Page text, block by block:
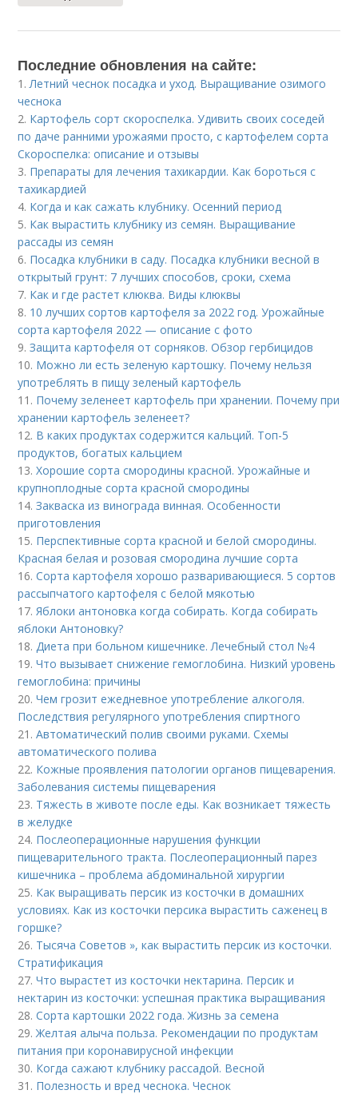
Последние обновления на сайте:
1.Летний чеснок посадка и уход. Выращивание озимого
чеснока
2. Картофель сорт скороспелка. Удивить своих соседей
по даче ранними урожаями просто, с картофелем сорта
Скороспелка: описание и отзывы
3. Препараты для лечения тахикардии. Как бороться с
тахикардией
4. Когда и как сажать клубнику. Осенний период
5. Как вырастить клубнику из семян. Выращивание
рассады из семян
6. Посадка клубники в саду. Посадка клубники весной в
открытый грунт: 7 лучших способов, сроки, схема
7. Как и где растет клюква. Виды клюквы
8. 10 лучших сортов картофеля за 2022 год. Урожайные
сорта картофеля 2022 — описание с фото
9.Защита картофеля от сорняков. Обзор гербицидов
10. Можно ли есть зеленую картошку. Почему нельзя
употреблять в пищу зеленый картофель
11. Почему зеленеет картофель при хранении. Почему при
хранении картофель зеленеет?
12. В каких продуктах содержится кальций. Топ-5
продуктов, богатых кальцием
13.Хорошие сорта смородины красной. Урожайные и
крупноплодные сорта красной смородины
14.Закваска из винограда винная. Особенности
приготовления
15. Перспективные сорта красной и белой смородины.
Красная белая и розовая смородина лучшие сорта
16.Сорта картофеля хорошо разваривающиеся. 5 сортов
рассыпчатого картофеля с белой мякотью
17.Яблоки антоновка когда собирать. Когда собирать
яблоки Антоновку?
18.Диета при больном кишечнике. Лечебный стол №4
19.Что вызывает снижение гемоглобина. Низкий уровень
гемоглобина: причины
20.Чем грозит ежедневное употребление алкоголя.
Последствия регулярного употребления спиртного
21.Автоматический полив своими руками. Схемы
автоматического полива
22. Кожные проявления патологии органов пищеварения.
Заболевания системы пищеварения
23. Тяжесть в животе после еды. Как возникает тяжесть
в желудке
24. Послеоперационные нарушения функции
пищеварительного тракта. Послеоперационный парез
кишечника – проблема абдоминальной хирургии
25. Как выращивать персик из косточки в домашних
условиях. Как из косточки персика вырастить саженец в
горшке?
26. Тысяча Советов », как вырастить персик из косточки.
Стратификация
27.Что вырастет из косточки нектарина. Персик и
нектарин из косточки: успешная практика выращивания
28.Сорта картошки 2022 года. Жизнь за семена
29.Желтая алыча польза. Рекомендации по продуктам
питания при коронавирусной инфекции
30. Когда сажают клубнику рассадой. Весной
31. Полезность и вред чеснока. Чеснок